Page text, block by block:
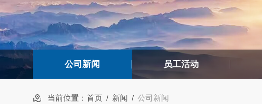
公司新闻 员工活动
当前位置：首页 / 新闻 /公司新闻